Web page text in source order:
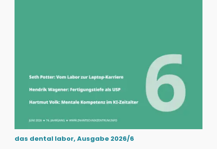
das dental labor, Ausgabe 2026/6